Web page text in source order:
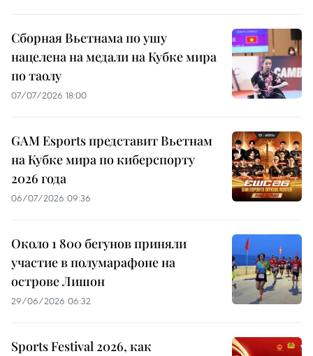
Сборная Вьетнама по ушу
нацелена на медали на Кубке мира
по таолу
07/07/2026 18:00
GAM Esports представит Вьетнам
на Кубке мира по киберспорту
2026 года
06/07/2026 09:36
Около 1 800 бегунов приняли
участие в полумарафоне на
острове Лишон
29/06/2026 06:32
Sports Festival 2026, как